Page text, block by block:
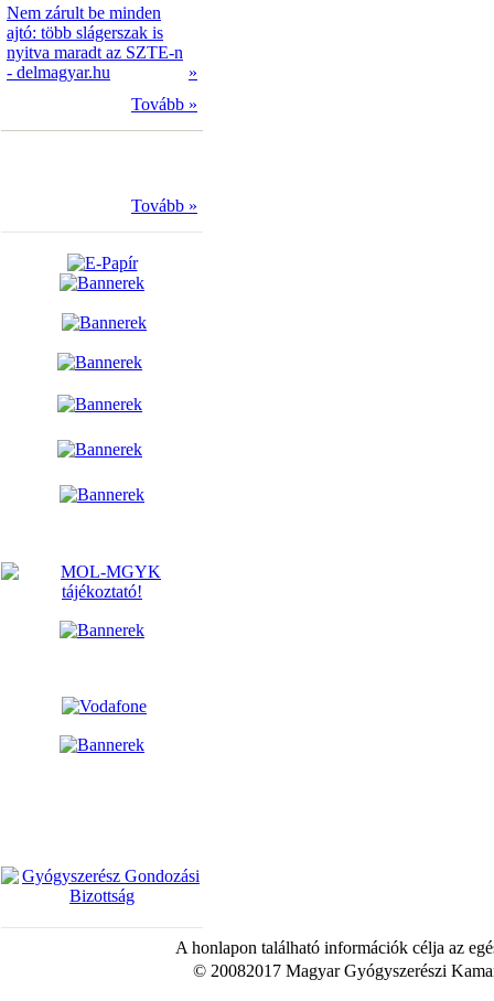
Nem zárult be minden
ajtó: több slágerszak is
nyitva maradt az SZTE-n
- delmagyar.hu
»
Tovább »
Tovább »
A honlapon található információk célja az
© 20082017 Magyar Gyógyszerészi